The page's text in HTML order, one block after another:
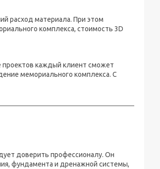
расход материала. При этом
комплекса, стоимость 3D
каждый клиент сможет
мемориального комплекса. С
доверить профессионалу. Он
фундамента и дренажной системы,